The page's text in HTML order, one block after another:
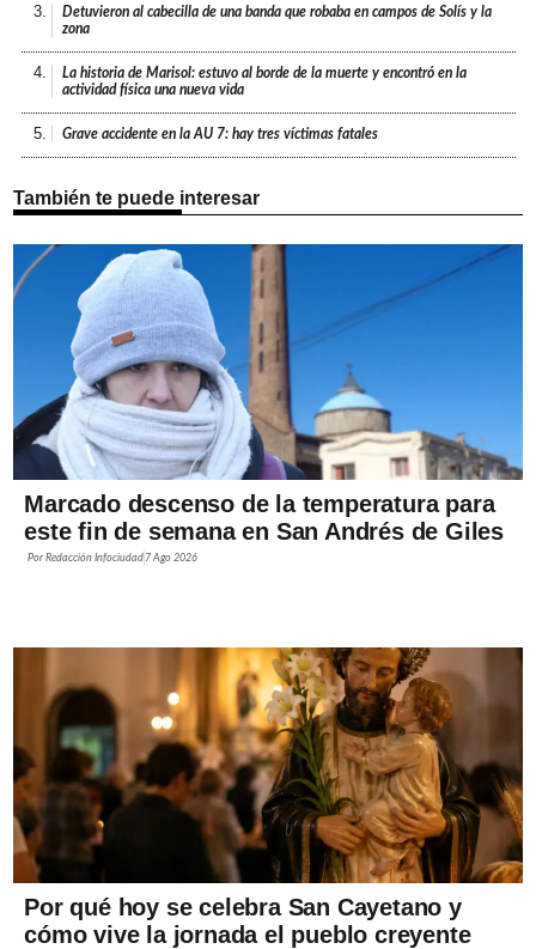
3.
Detuvieron al cabecilla de una banda que robaba en campos de Solís y la
zona
4.
La historia de Marisol: estuvo al borde de la muerte y encontró en la
actividad física una nueva vida
5. Grave accidente en la AU 7: hay tres víctimas fatales
También te puede interesar
Marcado descenso de la temperatura para
este fin de semana en San Andrés de Giles
PorRedacción Infociudad 7 Ago 2026
Por qué hoy se celebra San Cayetano y
cómo vive la jornada el pueblo creyente